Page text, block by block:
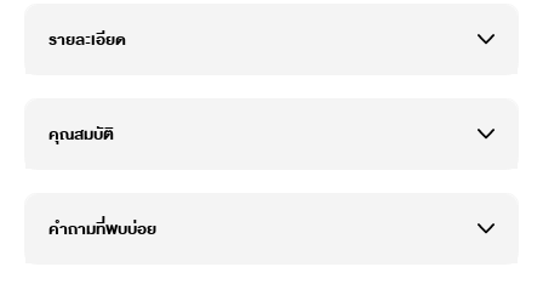
รายละเอียด
คุณสมบัติ
คำถามที่พบบ่อย